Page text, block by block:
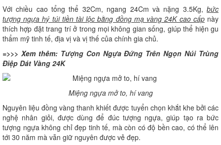
Với chiều cao tổng thể 32Cm, ngang 24Cm và nặng 3.5Kg, bức
tượng ngựa hý túi tiền tài lộc bằng đồng mạ vàng 24K cao cấpnày
thích hợp đặt trang trí ở trong mọi không gian sống, giúp thể hiện gu
thẩm mỹ tinh tế, địa vị và vị thế của chính gia chủ.
=>>> Xem thêm: Tượng Con Ngựa Đứng Trên Ngọn Núi Trùng
Điệp Dát Vàng 24K
Miệng ngựa mở to, hí vang
Nguyên liệu đồng vàng thanh khiết được tuyển chọn khắt khe bởi các
nghệ nhân giỏi, được dùng để đúc tượng ngựa, giúp tạo ra bức
tượng ngựa không chỉ đẹp tinh tế, mà còn có độ bền cao, có thể lên
tới 30 năm mà vẫn giữ nguyên được vẻ đẹp.